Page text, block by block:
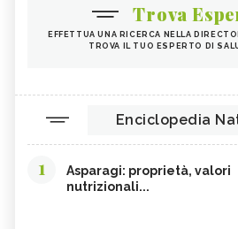
Trova
EFFETTUA UNA RICERCA NELLA
TROVA IL TUO ESPERTO DI
Enciclopedia
1
Asparagi: proprietà, valori
nutrizionali...